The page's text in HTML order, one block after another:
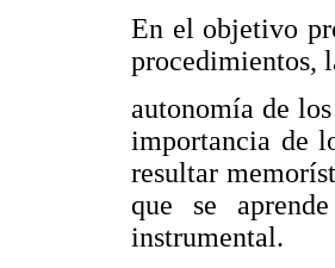
En el objetivo
procedimientos,
autonomía de
importancia de
resultar
que se
instrumental.